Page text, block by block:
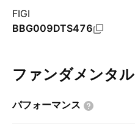
FIGI
BBG009DTS476
ファンダメンタル
パフォーマンス